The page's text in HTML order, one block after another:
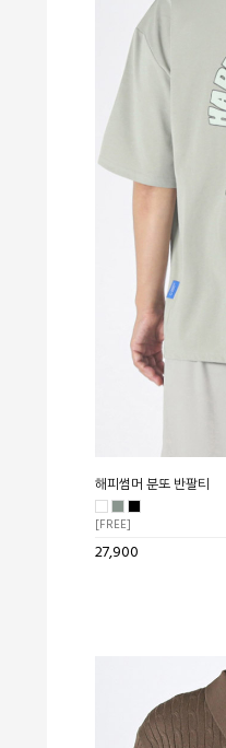
해피썸머 분또 반팔티
[FREE]
27,900